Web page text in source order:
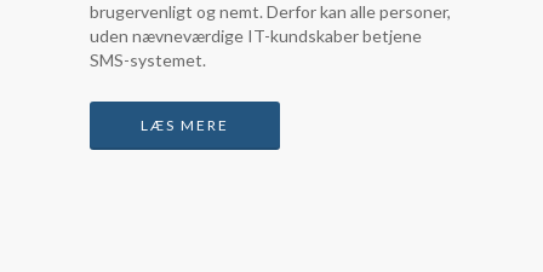
brugervenligt og nemt. Derfor kan alle personer,
uden nævneværdige IT-kundskaber betjene
SMS-systemet.
LÆS MERE